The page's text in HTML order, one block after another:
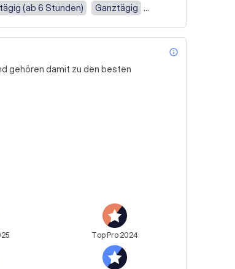
(ab 6 Stunden)
Ganztägig
Nur (nach)mittags Paarbilder
gehören damit zu den besten
TopPro2024